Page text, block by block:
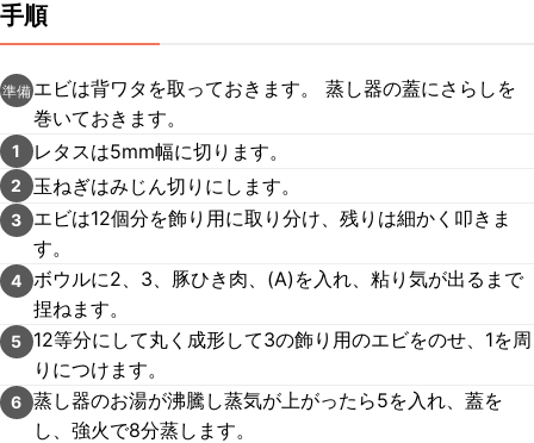
手順
準備 エビは背ワタを取っておきます。 蒸し器の蓋にさらしを
巻いておきます。
1 レタスは5mm幅に切ります。
2 玉ねぎはみじん切りにします。
3
エビは12個分を飾り用に取り分け、残りは細かく叩きま
す。
4 ボウルに2、3、豚ひき肉、(A)を入れ、粘り気が出るまで
捏ねます。
5
12等分にして丸く成形して3の飾り用のエビをのせ、1を周
りにつけます。
6 蒸し器のお湯が沸騰し蒸気が上がったら5を入れ、蓋を
し、強火で8分蒸します。